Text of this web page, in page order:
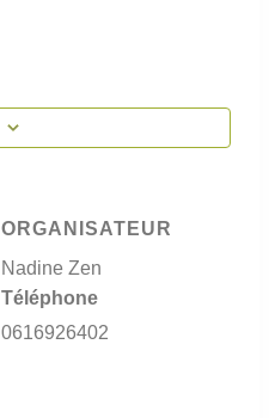
ORGANISATEUR
Nadine Zen
Téléphone
0616926402